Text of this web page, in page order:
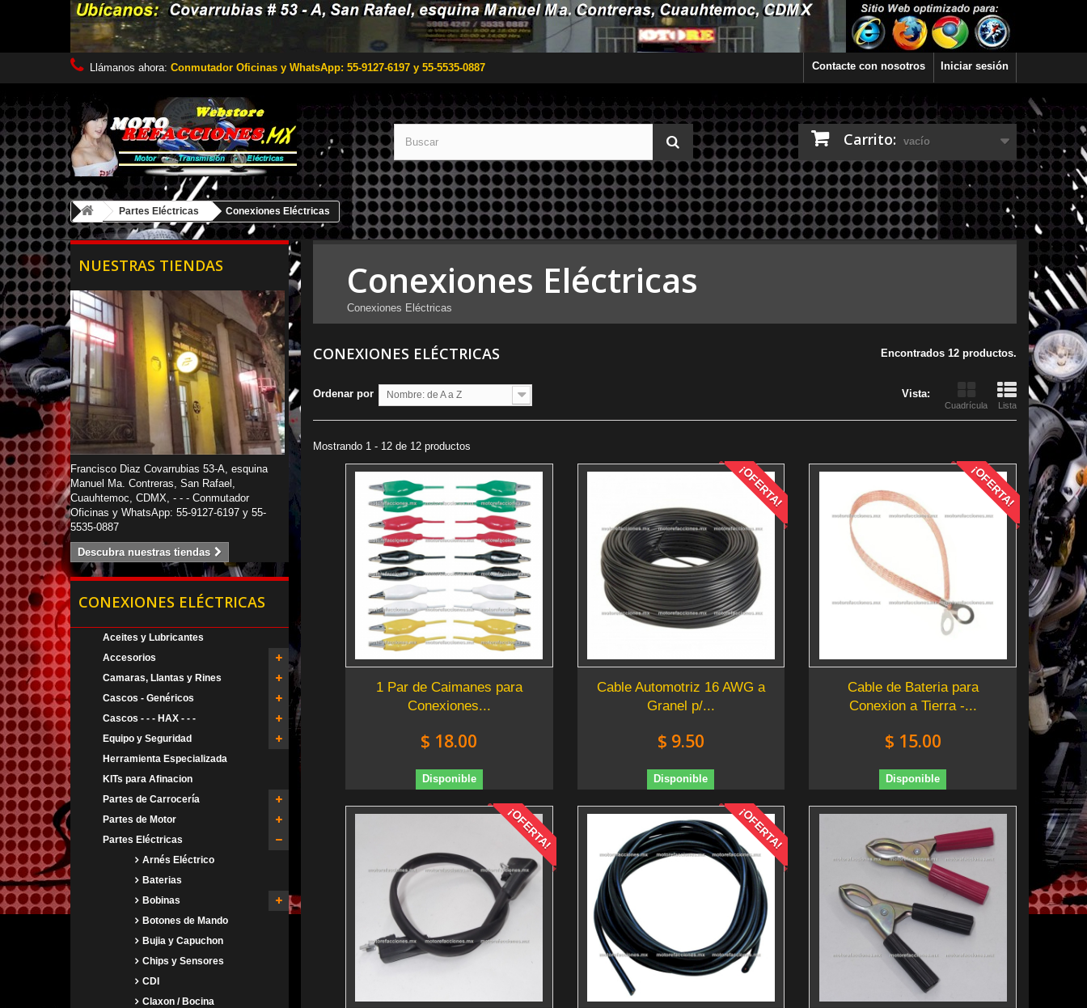
Iniciar sesión
Contacte con nosotros
Llámanos ahora: Conmutador Oficinas y WhatsApp: 55-9127-6197 y 55-5535-0887
Carrito: vacío
Partes Eléctricas Conexiones Eléctricas
NUESTRAS TIENDAS
Francisco Diaz Covarrubias 53-A, esquina
Manuel Ma. Contreras, San Rafael,
Cuauhtemoc, CDMX, - - - Conmutador
Oficinas y WhatsApp: 55-9127-6197 y 55-
5535-0887
Descubra nuestras tiendas
CONEXIONES ELÉCTRICAS
Aceites y Lubricantes
Accesorios
Camaras, Llantas y Rines
Cascos - Genéricos
Cascos - - - HAX - - -
Equipo y Seguridad
Herramienta Especializada
KITs para Afinacion
Partes de Carrocería
Partes de Motor
Partes Eléctricas
Arnés Eléctrico
Baterias
Bobinas
Botones de Mando
Bujia y Capuchon
Chips y Sensores
CDI
Claxon / Bocina
Conexiones Eléctricas
Conexiones Eléctricas
CONEXIONES ELÉCTRICAS Encontrados 12 productos.
Vista:
Cuadrícula Lista
Ordenar por Nombre: de A a Z
Mostrando 1 - 12 de 12 productos
1 Par de Caimanes para
Conexiones...
$ 18.00
Disponible
¡OFERTA!
Cable Automotriz 16 AWG a
Granel p/...
$ 9.50
Disponible
¡OFERTA!
Cable de Bateria para
Conexion a Tierra -...
$ 15.00
Disponible
¡OFERTA! ¡OFERTA!